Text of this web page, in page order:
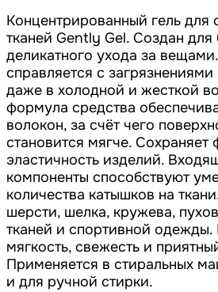
Концентрированный гель для
тканей Gently Gel. Создан
деликатного ухода за
справляется с
даже в холодной и жесткой
формула средства
волокон, за счёт чего
становится мягче. Сохраняет
эластичность изделий.
компоненты способствуют
количества катышков на
шерсти, шелка, кружева,
тканей и спортивной
мягкость, свежесть и
Применяется в стиральных
и для ручной стирки.